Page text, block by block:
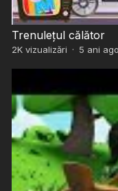
Trenulețul călător
2Kvizualizări · 5 ani ago